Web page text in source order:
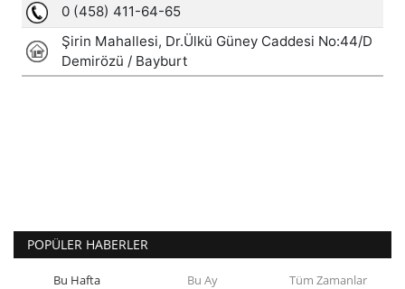
POPÜLER HABERLER
Bu Hafta Bu Ay Tüm Zamanlar